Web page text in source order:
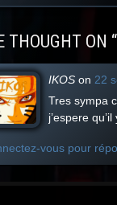
THOUGHT ON “
IKOS on 22
Tres sympa
j’espere
vous pour